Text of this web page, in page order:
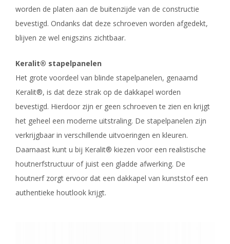
worden de platen aan de buitenzijde van de constructie
bevestigd. Ondanks dat deze schroeven worden afgedekt,
blijven ze wel enigszins zichtbaar.
Keralit® stapelpanelen
Het grote voordeel van blinde stapelpanelen, genaamd
Keralit®, is dat deze strak op de dakkapel worden
bevestigd. Hierdoor zijn er geen schroeven te zien en krijgt
het geheel een moderne uitstraling. De stapelpanelen zijn
verkrijgbaar in verschillende uitvoeringen en kleuren.
Daarnaast kunt u bij Keralit® kiezen voor een realistische
houtnerfstructuur of juist een gladde afwerking. De
houtnerf zorgt ervoor dat een dakkapel van kunststof een
authentieke houtlook krijgt.